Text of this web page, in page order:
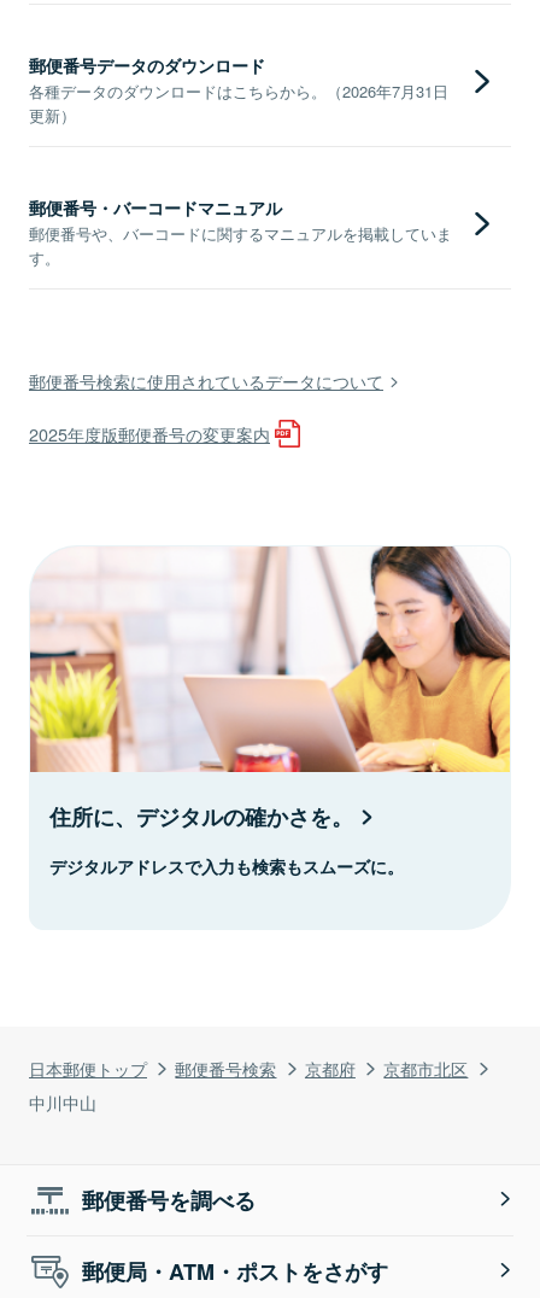
日本郵便トップ 郵便番号検索 京都府
京都市北区
中川中山
郵便番号データのダウンロード
各種データのダウンロードはこちらから。（2026年7月31日
更新）
郵便番号・バーコードマニュアル
郵便番号や、バーコードに関するマニュアルを掲載していま
す。
郵便番号検索に使用されているデータについて
2025年度版郵便番号の変更案内
住所に、デジタルの確かさを。
デジタルアドレスで入力も検索もスムーズに。
郵便番号を調べる
郵便局・ATM・ポストをさがす